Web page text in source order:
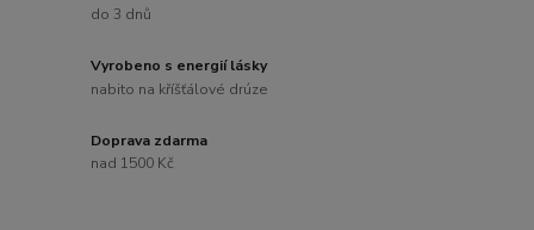
do 3 dnů
Vyrobeno s energií lásky
nabito na kříšťálové drúze
Doprava zdarma
nad 1500 Kč